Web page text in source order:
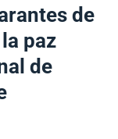
de
paz
de